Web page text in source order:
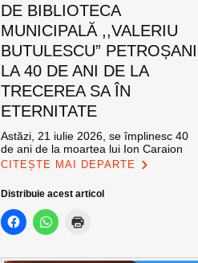
DE BIBLIOTECA
MUNICIPALĂ ,,VALERIU
BUTULESCU”
LA 40 DE ANI DE LA
TRECEREA SA ÎN
ETERNITATE
Astăzi, 21 iulie 2026, se împlinesc 40
de ani de la moartea lui Ion Caraion
CITEȘTE MAI DEPARTE
Distribuie acest articol